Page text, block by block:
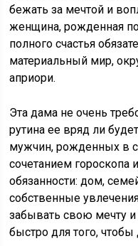
бежать за мечтой и
женщина, рожденная
полного счастья
материальный мир,
априори.
Эта дама не очень
рутина ее вряд ли
мужчин, рожденных в
сочетанием гороскопа
обязанности: дом,
собственные
забывать свою мечту и
быстро для того,